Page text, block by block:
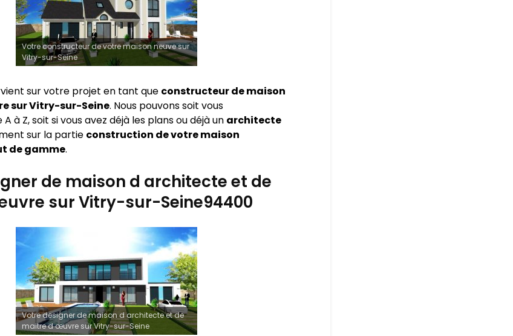
Votre constructeur de votre maison neuve sur
Vitry-sur-Seine
sur votre projet en tant que constructeur de maison
surVitry-sur-Seine. Nous pouvons soit vous
à Z, soit si vous avez déjà les plans ou déjà un architecte
sur la partie construction de votre maison
de gamme.
de maison d architecte et de
sur Vitry-sur-Seine94400
Votre designer de maison d architecte et de
maitre d œuvre sur Vitry-sur-Seine